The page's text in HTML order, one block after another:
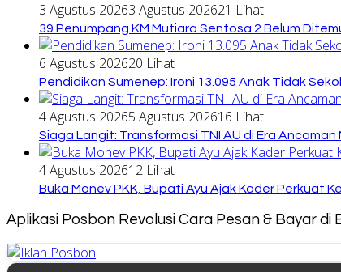
3 Agustus 20263 Agustus 202621 Lihat
39 Penumpang KM Mutiara Sentosa 2 Belum
6 Agustus 202620 Lihat
Pendidikan Sumenep: Ironi 13.095 Anak Tidak
4 Agustus 20265 Agustus 202616 Lihat
Siaga Langit: Transformasi TNI AU di Era Ancaman
4 Agustus 202612 Lihat
Buka Monev PKK, Bupati Ayu Ajak Kader Perkuat
Aplikasi Posbon Revolusi Cara Pesan & Bayar di